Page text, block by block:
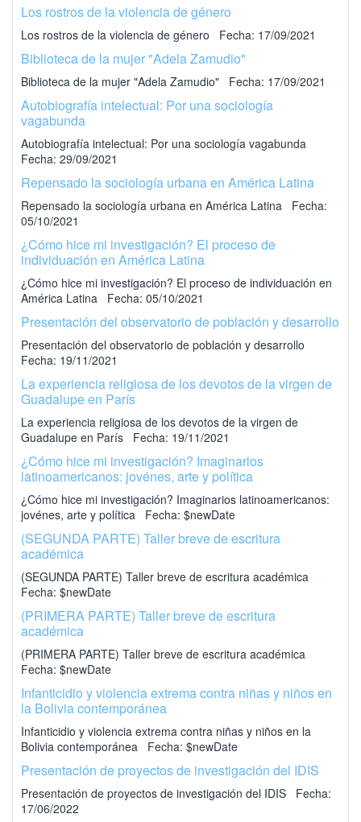
Los rostros de la violencia de género
Los rostros de la violencia de género Fecha: 17/09/2021
Biblioteca de la mujer "Adela Zamudio"
Biblioteca de la mujer "Adela Zamudio" Fecha: 17/09/2021
Autobiografía intelectual: Por una sociología
vagabunda
Autobiografía intelectual: Por una sociología vagabunda
Fecha: 29/09/2021
Repensado la sociología urbana en América Latina
Repensado la sociología urbana en América Latina Fecha:
05/10/2021
¿Cómo hice mi investigación? El proceso de
individuación en América Latina
¿Cómo hice mi investigación? El proceso de individuación en
América Latina Fecha: 05/10/2021
Presentación del observatorio de población y desarrollo
Presentación del observatorio de población y desarrollo
Fecha: 19/11/2021
La experiencia religiosa de los devotos de la virgen de
Guadalupe en París
La experiencia religiosa de los devotos de la virgen de
Guadalupe en París Fecha: 19/11/2021
¿Cómo hice mi investigación? Imaginarios
latinoamericanos: jovénes, arte y política
¿Cómo hice mi investigación? Imaginarios latinoamericanos:
jovénes, arte y política Fecha: $newDate
(SEGUNDA PARTE) Taller breve de escritura
académica
(SEGUNDA PARTE) Taller breve de escritura académica
Fecha: $newDate
(PRIMERA PARTE) Taller breve de escritura
académica
(PRIMERA PARTE) Taller breve de escritura académica
Fecha: $newDate
Infanticidio y violencia extrema contra niñas y niños en
la Bolivia contemporánea
Infanticidio y violencia extrema contra niñas y niños en la
Bolivia contemporánea Fecha: $newDate
Presentación de proyectos de investigación del IDIS
Presentación de proyectos de investigación del IDIS Fecha:
17/06/2022